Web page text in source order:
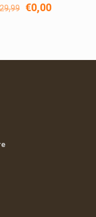
Ursprünglicher
€0,00Aktueller